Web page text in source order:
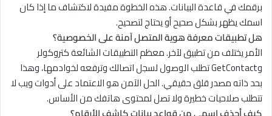
برقمك في قاعدة البيانات. هذه الخطوة مفيدة لاكتشاف ما إذا كان
اسمك يظهر بشكل صحيح أو يحتاج لتصحيح.
هل تطبيقات معرفة هوية المتصل آمنة على الخصوصية؟
الأمر يختلف من تطبيق لآخر. معظم التطبيقات الشائعة كتروكولر
وGetContact تطلب الوصول لسجل اتصالك وترفعه لخوادمها، وهذا
بحد ذاته مصدر قلق حقيقي. الحل الآمن هو الاعتماد على أدوات ويب لا
تتطلب صلاحيات خطيرة ولا تصل لمحتوى هاتفك من الأساس.